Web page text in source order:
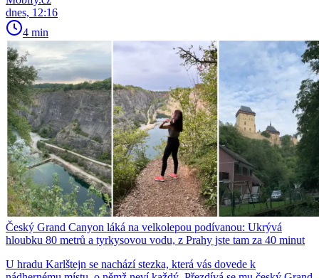
dnes, 12:16
4 min
Český Grand Canyon láká na velkolepou podívanou: Ukrývá
hloubku 80 metrů a tyrkysovou vodu, z Prahy jste tam za 40 minut
U hradu Karlštejn se nachází stezka, která vás dovede k